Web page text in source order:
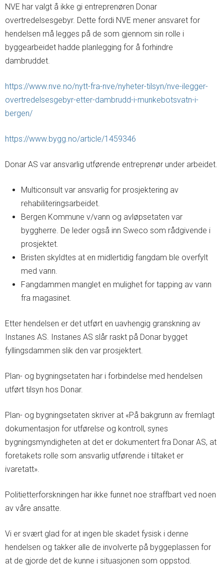
NVE har valgt å ikke gi entreprenøren Donar
overtredelsesgebyr. Dette fordi NVE mener ansvaret for
hendelsen må legges på de som gjennom sin rolle i
byggearbeidet hadde planlegging for å forhindre
dambruddet.
https://www.nve.no/nytt-fra-nve/nyheter-tilsyn/nve-ilegger-
overtredelsesgebyr-etter-dambrudd-i-munkebotsvatn-i-
bergen/
https://www.bygg.no/article/1459346
Donar AS var ansvarlig utførende entreprenør under arbeidet.
Multiconsult var ansvarlig for prosjektering av
rehabiliteringsarbeidet.
Bergen Kommune v/vann og avløpsetaten var
byggherre. De leder også inn Sweco som rådgivende i
prosjektet.
Bristen skyldtes at en midlertidig fangdam ble overfylt
med vann.
Fangdammen manglet en mulighet for tapping av vann
fra magasinet.
Etter hendelsen er det utført en uavhengig granskning av
Instanes AS. Instanes AS slår raskt på Donar bygget
fyllingsdammen slik den var prosjektert.
Plan- og bygningsetaten har i forbindelse med hendelsen
utført tilsyn hos Donar.
Plan- og bygningsetaten skriver at «På bakgrunn av fremlagt
dokumentasjon for utførelse og kontroll, synes
bygningsmyndigheten at det er dokumentert fra Donar AS, at
foretakets rolle som ansvarlig utførende i tiltaket er
ivaretatt».
Politietterforskningen har ikke funnet noe straffbart ved noen
av våre ansatte.
Vi er svært glad for at ingen ble skadet fysisk i denne
hendelsen og takker alle de involverte på byggeplassen for
at de gjorde det de kunne i situasjonen som oppstod.